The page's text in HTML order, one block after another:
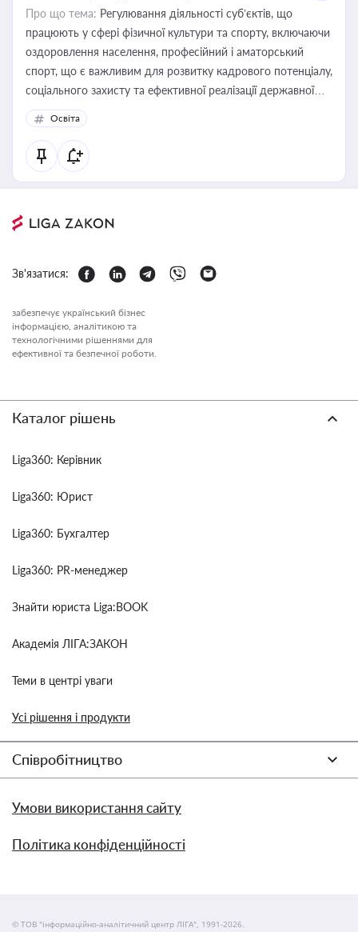
Про що тема: Регулювання діяльності суб’єктів, що
працюють у сфері фізичної культури та спорту, включаючи
оздоровлення населення, професійний і аматорський
спорт, що є важливим для розвитку кадрового потенціалу,
соціального захисту та ефективної реалізації державної
політики у цій галузі
Освіта
Зв'язатися:
забезпечує український бізнес
інформацією, аналітикою та
технологічними рішеннями для
ефективної та безпечної роботи.
Каталог рішень
Liga360: Керівник
Liga360: Юрист
Liga360: Бухгалтер
Liga360: PR-менеджер
Знайти юриста Liga:BOOK
Академія ЛІГА:ЗАКОН
Теми в центрі уваги
Усі рішення і продукти
Співробітництво
Умови використання сайту
Політика конфіденційності
© ТОВ "інформаційно-аналітичний центр ЛІГА", 1991-2026.